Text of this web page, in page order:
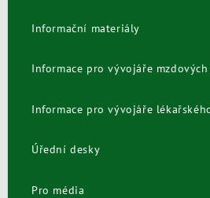
Informační materiály
Informace pro vývojáře
Informace pro vývojáře
Úřední desky
Pro média